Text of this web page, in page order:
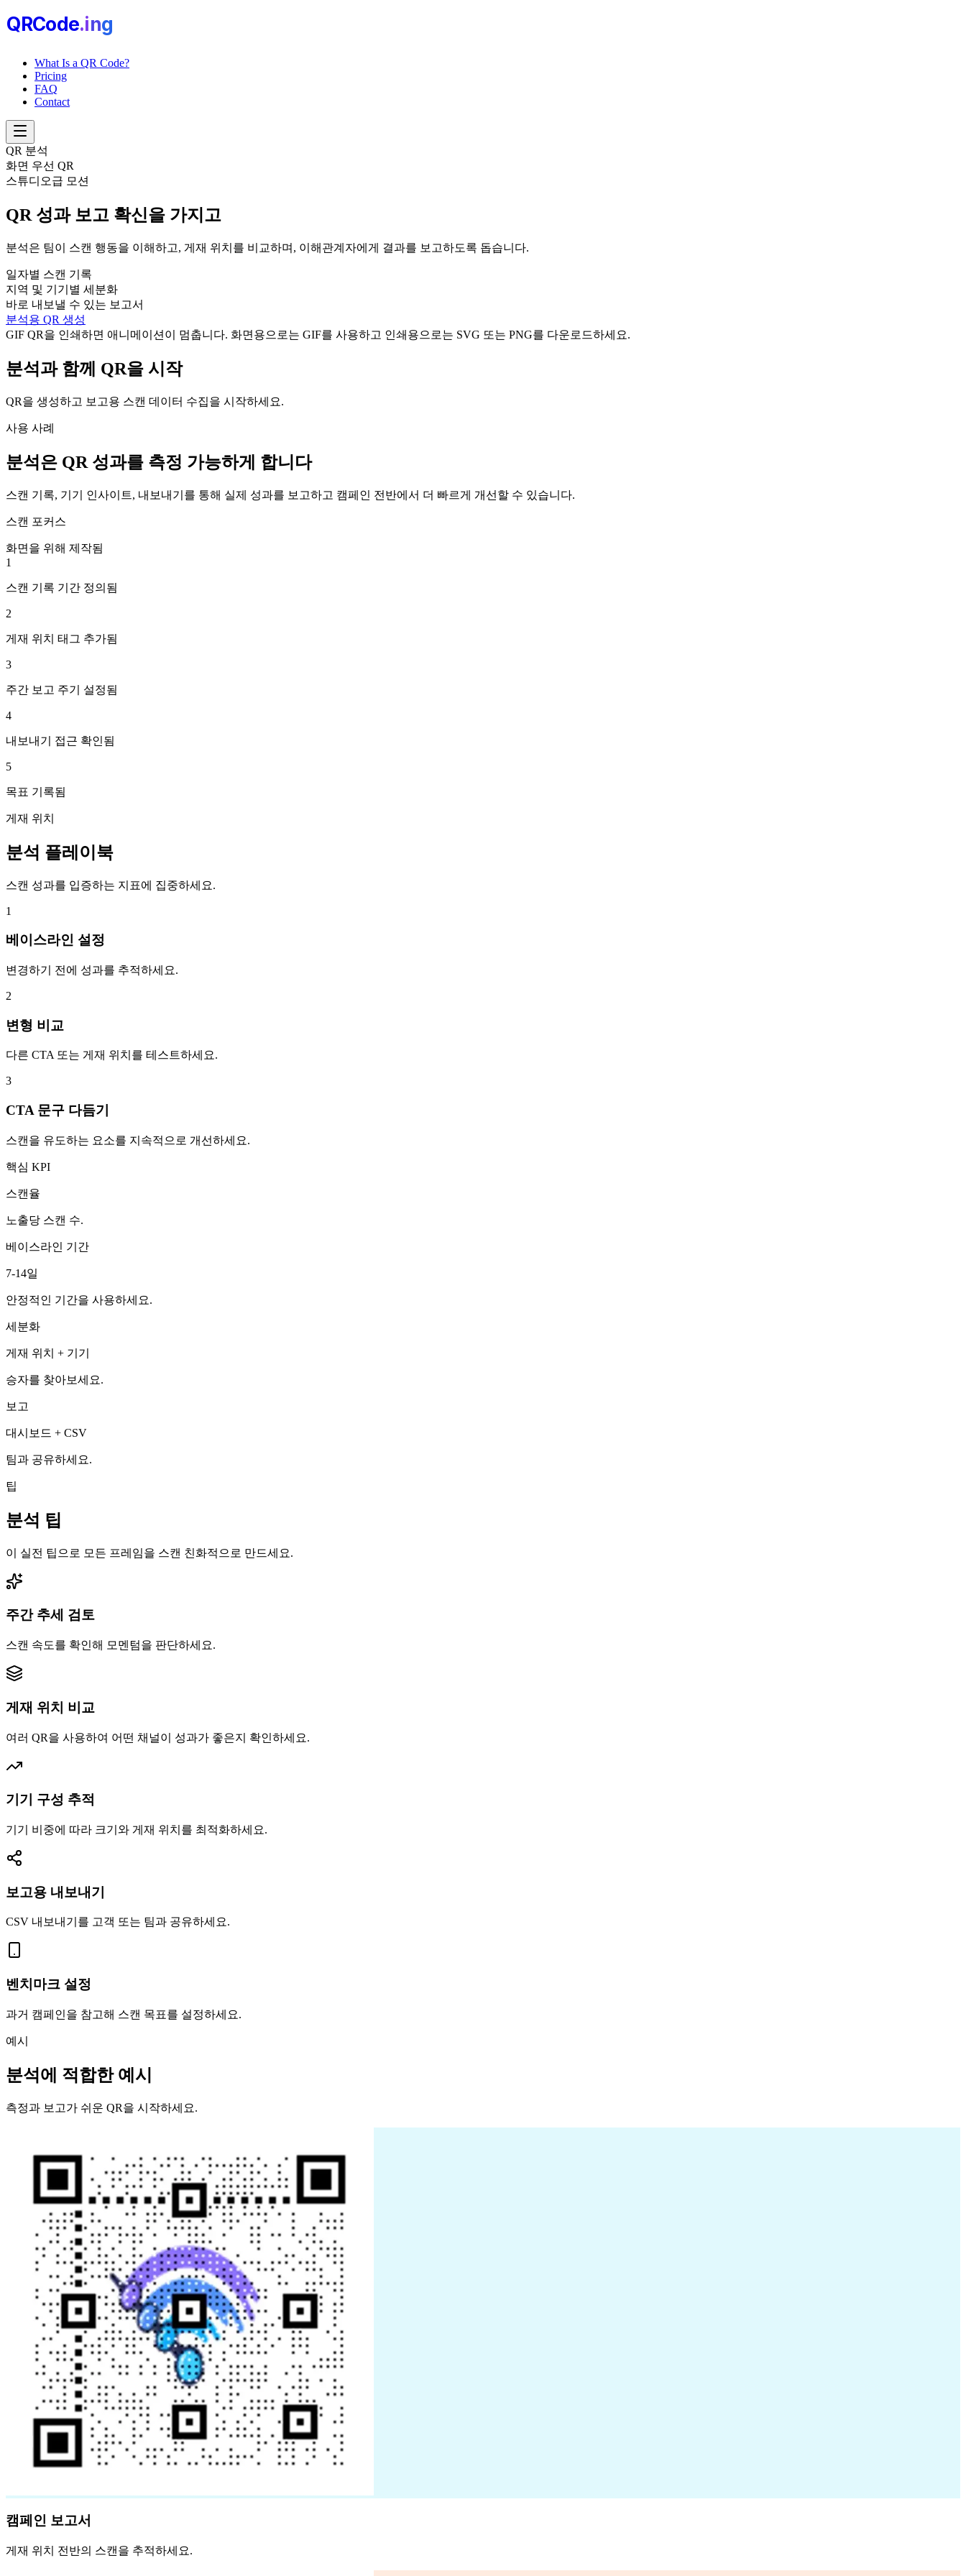
QRCode.ing
What Is a QR Code?
Pricing
FAQ
Contact
QR 분석
화면 우선 QR
스튜디오급 모션
QR 성과 보고 확신을 가지고
분석은 팀이 스캔 행동을 이해하고, 게재 위치를 비교하며, 이해관계자에게 결과를 보고하도록 돕습니다.
일자별 스캔 기록
지역 및 기기별 세분화
바로 내보낼 수 있는 보고서
분석용 QR 생성
GIF QR을 인쇄하면 애니메이션이 멈춥니다. 화면용으로는 GIF를 사용하고 인쇄용으로는 SVG 또는 PNG를 다운로드하세요.
분석과 함께 QR을 시작
QR을 생성하고 보고용 스캔 데이터 수집을 시작하세요.
사용 사례
분석은 QR 성과를 측정 가능하게 합니다
스캔 기록, 기기 인사이트, 내보내기를 통해 실제 성과를 보고하고 캠페인 전반에서 더 빠르게 개선할 수 있습니다.
스캔 포커스
화면을 위해 제작됨
1
스캔 기록 기간 정의됨
2
게재 위치 태그 추가됨
3
주간 보고 주기 설정됨
4
내보내기 접근 확인됨
5
목표 기록됨
게재 위치
분석 플레이북
스캔 성과를 입증하는 지표에 집중하세요.
1
베이스라인 설정
변경하기 전에 성과를 추적하세요.
2
변형 비교
다른 CTA 또는 게재 위치를 테스트하세요.
3
CTA 문구 다듬기
스캔을 유도하는 요소를 지속적으로 개선하세요.
핵심 KPI
스캔율
노출당 스캔 수.
베이스라인 기간
7-14일
안정적인 기간을 사용하세요.
세분화
게재 위치 + 기기
승자를 찾아보세요.
보고
대시보드 + CSV
팀과 공유하세요.
팁
분석 팁
이 실전 팁으로 모든 프레임을 스캔 친화적으로 만드세요.
주간 추세 검토
스캔 속도를 확인해 모멘텀을 판단하세요.
게재 위치 비교
여러 QR을 사용하여 어떤 채널이 성과가 좋은지 확인하세요.
기기 구성 추적
기기 비중에 따라 크기와 게재 위치를 최적화하세요.
보고용 내보내기
CSV 내보내기를 고객 또는 팀과 공유하세요.
벤치마크 설정
과거 캠페인을 참고해 스캔 목표를 설정하세요.
예시
분석에 적합한 예시
측정과 보고가 쉬운 QR을 시작하세요.
캠페인 보고서
게재 위치 전반의 스캔을 추적하세요.